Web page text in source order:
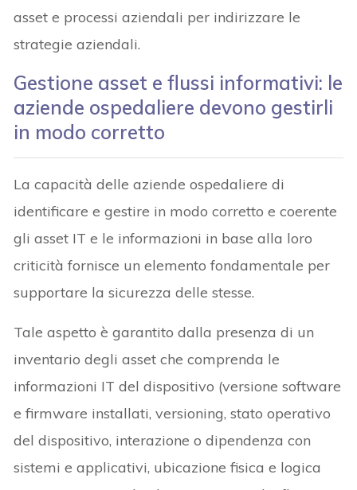
asset e processi aziendali per indirizzare le
strategie aziendali.
Gestione asset e flussi informativi: le
aziende ospedaliere devono gestirli
in modo corretto
La capacità delle aziende ospedaliere di
identificare e gestire in modo corretto e coerente
gli asset IT e le informazioni in base alla loro
criticità fornisce un elemento fondamentale per
supportare la sicurezza delle stesse.
Tale aspetto è garantito dalla presenza di un
inventario degli asset che comprenda le
informazioni IT del dispositivo (versione software
e firmware installati, versioning, stato operativo
del dispositivo, interazione o dipendenza con
sistemi e applicativi, ubicazione fisica e logica